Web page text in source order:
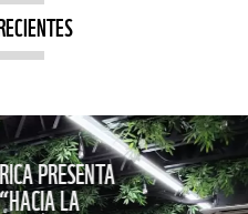
PRESENTA
LA